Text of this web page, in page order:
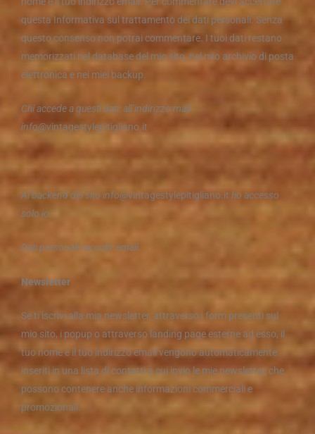
questa Informativa sul trattamento dei dati personali. Senza
questo consenso non potrai commentare. I tuoi dati restano
memorizzati nel database del mio sito, nel mio archivio di posta
elettronica e nei miei backup.
Chi accede a questi dati: all’indirizzo mail
info@vintagestylepitigliano.it
Al backend del sito info@vintagestylepitigliano.it ho accesso
solo io.
Dati personali raccolti: email.
Newsletter
Se ti iscrivi alla mia newsletter, attraverso i form presenti sul
mio sito, i popup o attraverso landing page esterne ad esso, il
tuo nome e il tuo indirizzo email vengono automaticamente
inseriti in una lista di contatti a cui invio le mie newsletter, che
possono contenere anche informazioni commerciali e
promozionali.